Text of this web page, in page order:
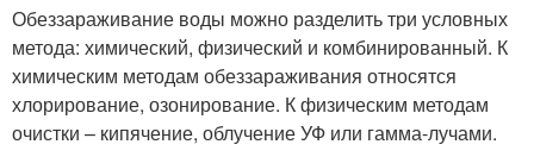
Обеззараживание воды можно разделить три условных
метода: химический, физический и комбинированный. К
химическим методам обеззараживания относятся
хлорирование, озонирование. К физическим методам
очистки – кипячение, облучение УФ или гамма-лучами.